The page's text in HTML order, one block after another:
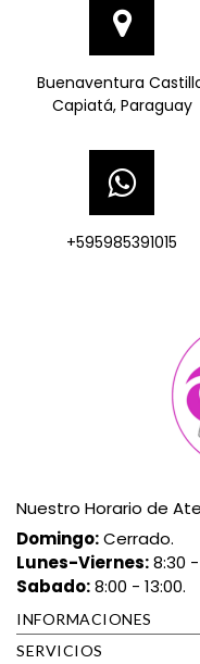
Buenaventura
Capiatá, Paraguay
+595985391015
Nuestro Horario de
Domingo:Cerrado.
Lunes-Viernes:8:30 -
Sabado:8:00 - 13:00.
INFORMACIONES
SERVICIOS